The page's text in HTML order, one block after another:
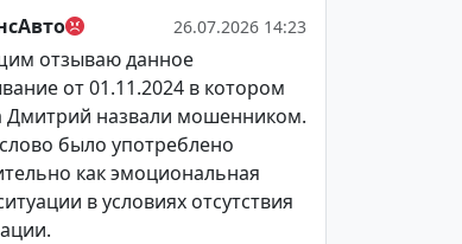
26.07.2026 14:23
отзываю данное
от 01.11.2024 в котором
Дмитрий назвали мошенником.
было употреблено
как эмоциональная
в условиях отсутствия